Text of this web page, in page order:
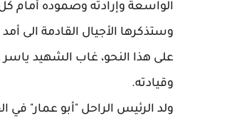
الواسعة وإرادته وصموده أمام كل
وستذكرها الأجيال القادمة الى
على هذا النحو، غاب الشهيد
وقيادته.